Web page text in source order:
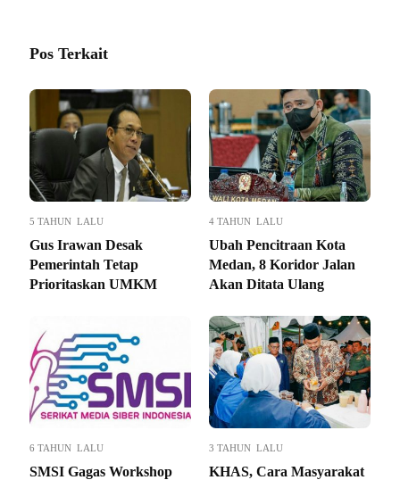
Pos Terkait
5 TAHUN LALU
Gus Irawan Desak
Pemerintah Tetap
Prioritaskan UMKM
4 TAHUN LALU
Ubah Pencitraan Kota
Medan, 8 Koridor Jalan
Akan Ditata Ulang
6 TAHUN LALU
SMSI Gagas Workshop
3 TAHUN LALU
KHAS, Cara Masyarakat